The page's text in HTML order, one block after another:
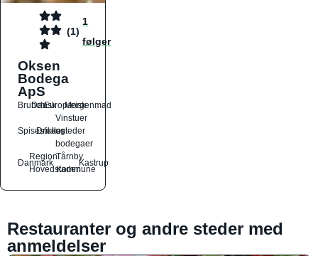
(1)
1
følger
Oksen
Bodega
ApS
Brunch
DanskEuropæiskMorgenmad
Spisesteder
Drikkesteder
Vinstuer
og
bodegaer
Danmark
Region
Hovedstaden
Tårnby
Kommune
Kastrup
Restauranter og andre steder med
anmeldelser